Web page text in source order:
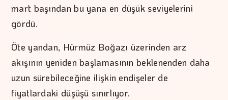
mart başından bu yana en düşük seviyelerini
gördü.
Öte yandan, Hürmüz Boğazı üzerinden arz
akışının yeniden başlamasının beklenenden daha
uzun sürebileceğine ilişkin endişeler de
fiyatlardaki düşüşü sınırlıyor.